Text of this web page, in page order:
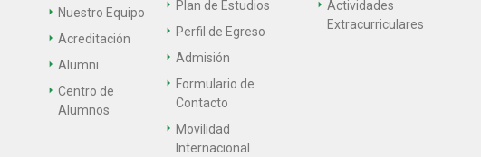
Nuestro Equipo
Acreditación
Alumni
Centro de
Alumnos
Plan de Estudios
Perfil de Egreso
Admisión
Formulario de
Contacto
Movilidad
Internacional
Actividades
Extracurriculares